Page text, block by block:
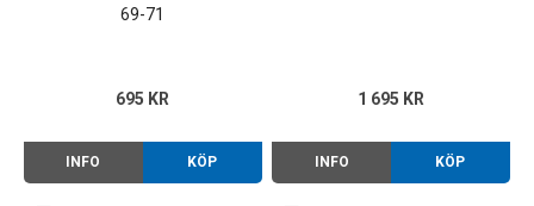
69-71
695 KR
INFO KÖP
1 695 KR
INFO KÖP